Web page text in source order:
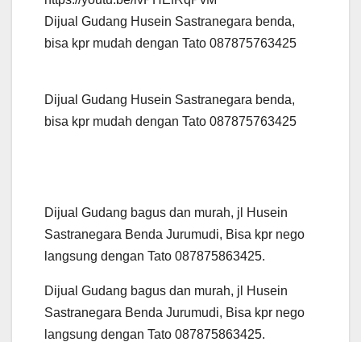
Dijual Gudang Husein Sastranegara benda,
bisa kpr mudah dengan Tato 087875763425
Dijual Gudang Husein Sastranegara benda,
bisa kpr mudah dengan Tato 087875763425
Dijual Gudang bagus dan murah, jl Husein
Sastranegara Benda Jurumudi, Bisa kpr nego
langsung dengan Tato 087875863425.
Dijual Gudang bagus dan murah, jl Husein
Sastranegara Benda Jurumudi, Bisa kpr nego
langsung dengan Tato 087875863425.